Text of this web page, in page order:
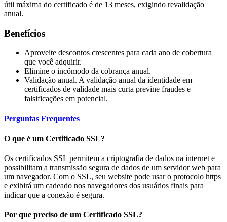
útil máxima do certificado é de 13 meses, exigindo revalidação
anual.
Benefícios
Aproveite descontos crescentes para cada ano de cobertura
que você adquirir.
Elimine o incômodo da cobrança anual.
Validação anual. A validação anual da identidade em
certificados de validade mais curta previne fraudes e
falsificações em potencial.
Perguntas Frequentes
O que é um Certificado SSL?
Os certificados SSL permitem a criptografia de dados na internet e
possibilitam a transmissão segura de dados de um servidor web para
um navegador. Com o SSL, seu website pode usar o protocolo https
e exibirá um cadeado nos navegadores dos usuários finais para
indicar que a conexão é segura.
Por que preciso de um Certificado SSL?